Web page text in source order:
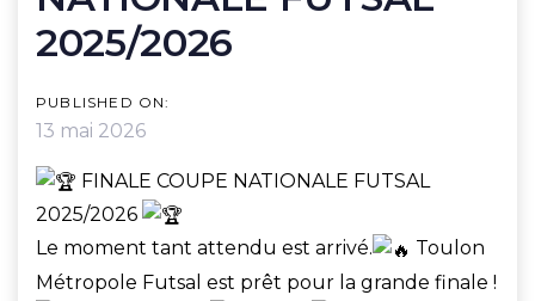
2025/2026
PUBLISHED ON:
13 mai 2026
FINALE COUPE NATIONALE FUTSAL
2025/2026
Le moment tant attendu est arrivé.
Toulon
Métropole Futsal est prêt pour la grande finale !